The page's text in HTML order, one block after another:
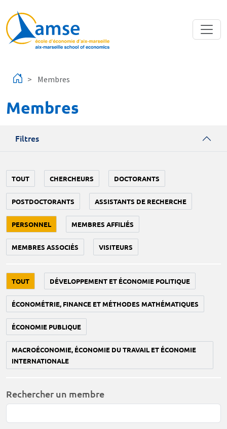
Membres
Membres
Filtres
TOUT CHERCHEURS DOCTORANTS
POSTDOCTORANTS ASSISTANTS DE RECHERCHE
PERSONNEL MEMBRES AFFILIÉS
MEMBRES ASSOCIÉS VISITEURS
TOUT DÉVELOPPEMENT ET ÉCONOMIE POLITIQUE
ÉCONOMÉTRIE, FINANCE ET MÉTHODES MATHÉMATIQUES
ÉCONOMIE PUBLIQUE
MACROÉCONOMIE, ÉCONOMIE DU TRAVAIL ET ÉCONOMIE
INTERNATIONALE
Rechercher un membre